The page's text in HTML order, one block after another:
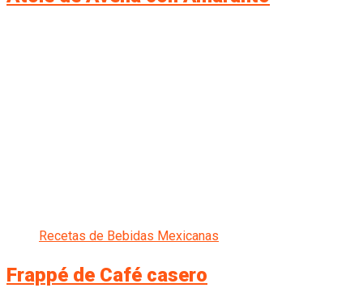
Recetas de Bebidas Mexicanas
Frappé de Café casero